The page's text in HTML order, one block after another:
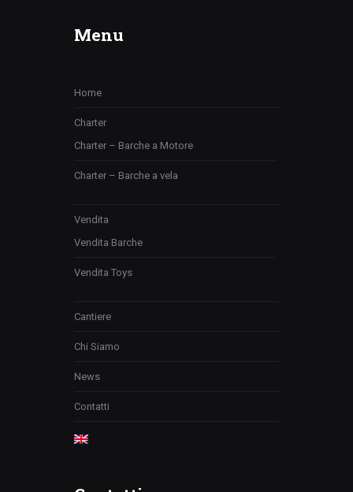
Menu
Home
Charter
Charter – Barche a Motore
Charter – Barche a vela
Vendita
Vendita Barche
Vendita Toys
Cantiere
Chi Siamo
News
Contatti